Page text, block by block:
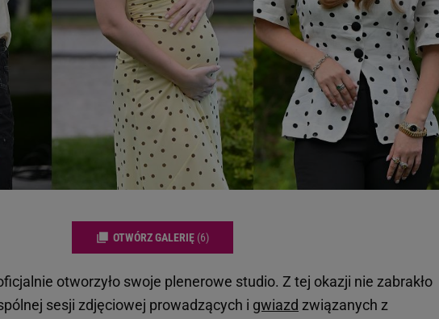
OTWÓRZ GALERIĘ (6)
otworzyło swoje plenerowe studio. Z tej okazji nie zabrakło
sesji zdjęciowej prowadzących i gwiazd związanych z